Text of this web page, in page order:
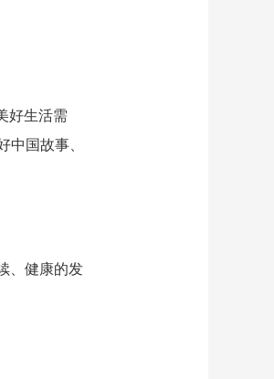
好生活需
国故事、
、健康的发